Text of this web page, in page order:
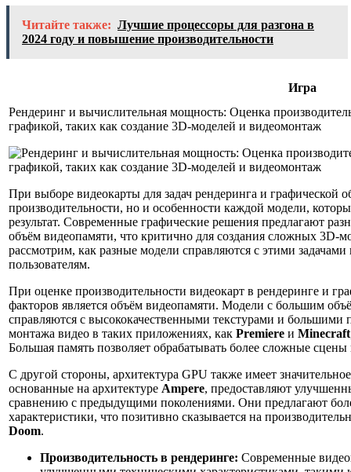
Читайте также: Лучшие процессоры для разгона в
2024 году и повышение производительности
Игра
Рендеринг и вычислительная мощность: Оценка
графикой, таких как создание 3D-моделей и видеомонтаж
При выборе видеокарты для задач рендеринга и графической
производительности, но и особенности каждой модели,
результат. Современные графические решения предлагают
объём видеопамяти, что критично для создания сложных 3D-
рассмотрим, как разные модели справляются с этими
пользователям.
При оценке производительности видеокарт в рендеринге и
факторов является объём видеопамяти. Модели с большим
справляются с высококачественными текстурами и большими
монтажа видео в таких приложениях, как Premiere и Minecraft
Большая память позволяет обрабатывать более сложные
С другой стороны, архитектура GPU также имеет
основанные на архитектуре Ampere, предоставляют
сравнению с предыдущими поколениями. Они предлагают
характеристики, что позитивно сказывается на
Doom.
Производительность в рендеринге: Современные